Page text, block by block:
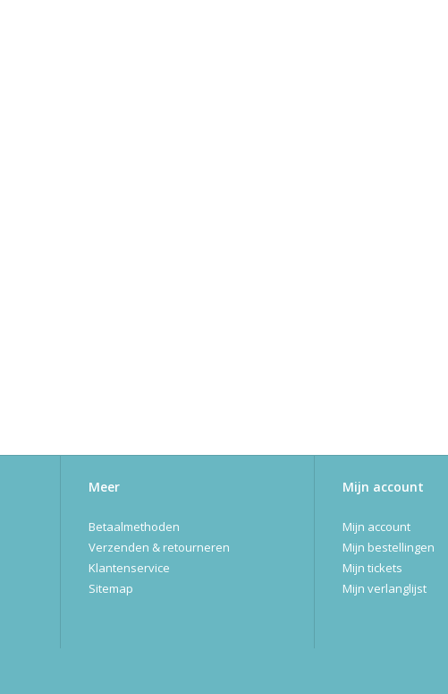
Meer
Betaalmethoden
Verzenden & retourneren
Klantenservice
Sitemap
Mijn account
Mijn account
Mijn bestellingen
Mijn tickets
Mijn verlanglijst